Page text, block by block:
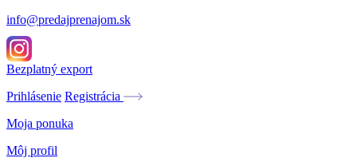
info@predajprenajom.sk
Bezplatný export
Prihlásenie Registrácia
Moja ponuka
Môj profil